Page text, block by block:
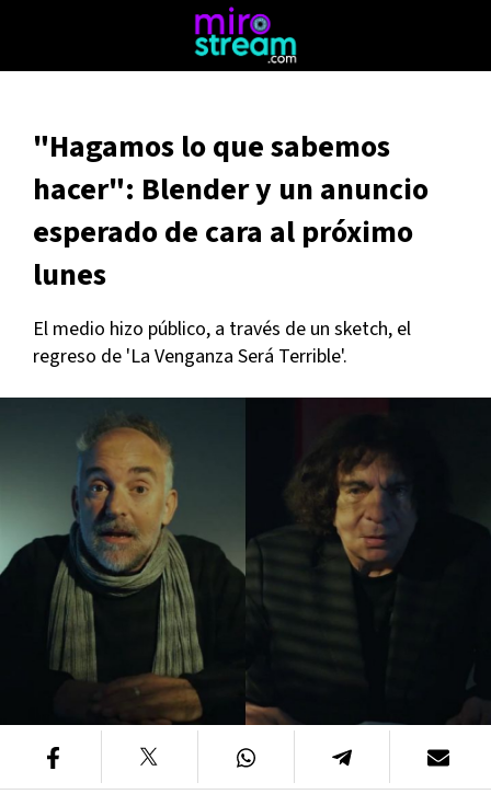
"Hagamos lo que sabemos
hacer": Blender y un anuncio
esperado de cara al próximo
lunes
El medio hizo público, a través de un sketch, el
regreso de 'La Venganza Será Terrible'.